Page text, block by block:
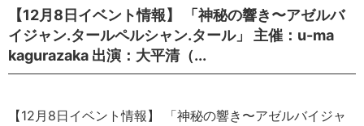
【12月8日イベント情報】 「神秘の響き〜アゼルバ
イジャン.タールペルシャン.タール」 主催：u-ma
kagurazaka 出演：大平清（...
【12月8日イベント情報】 「神秘の響き〜アゼルバイジャ